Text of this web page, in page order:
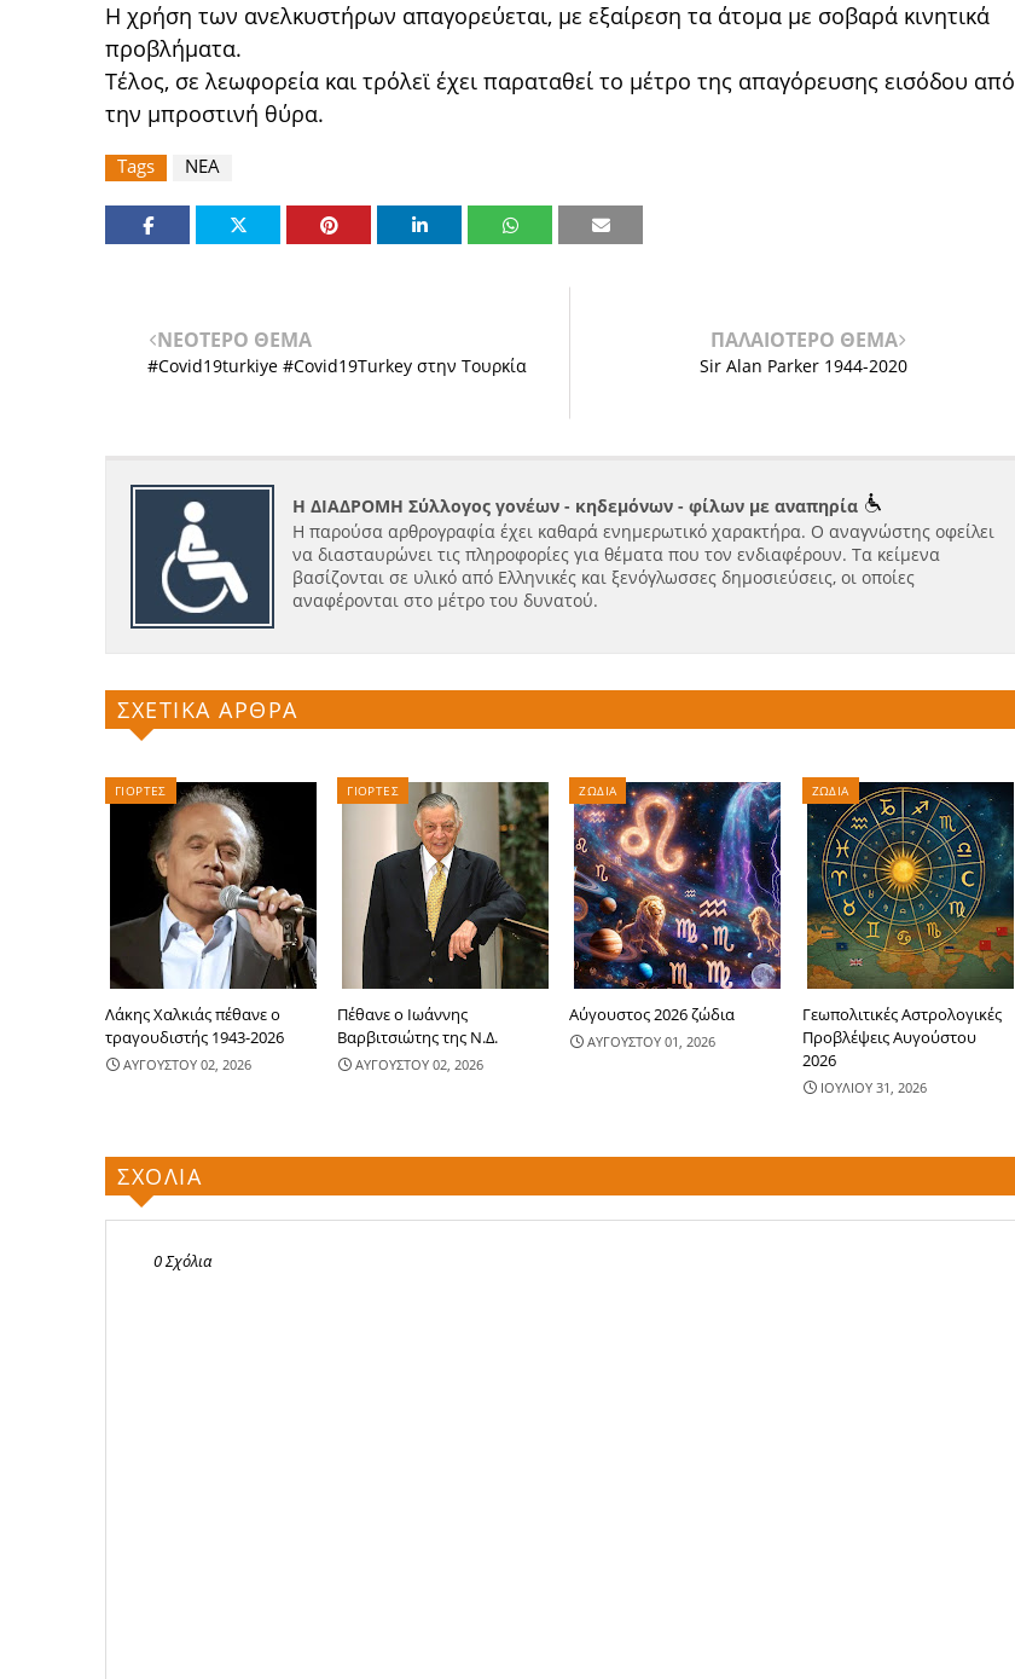
Η χρήση των ανελκυστήρων απαγορεύεται, με εξαίρεση τα άτομα με σοβαρά κινητικά
προβλήματα.
Τέλος, σε λεωφορεία και τρόλεϊ έχει παραταθεί το μέτρο της απαγόρευσης εισόδου από
την μπροστινή θύρα.
Tags ΝΕΑ
ΝΕΟΤΕΡΟ ΘΕΜΑ
#Covid19turkiye #Covid19Turkey στην Τουρκία
ΠΑΛΑΙΟΤΕΡΟ ΘΕΜΑ
Sir Alan Parker 1944-2020
Η ΔΙΑΔΡΟΜΗ Σύλλογος γονέων - κηδεμόνων - φίλων με αναπηρία
Η παρούσα αρθρογραφία έχει καθαρά ενημερωτικό χαρακτήρα. Ο αναγνώστης οφείλει
να διασταυρώνει τις πληροφορίες για θέματα που τον ενδιαφέρουν. Τα κείμενα
βασίζονται σε υλικό από Ελληνικές και ξενόγλωσσες δημοσιεύσεις, οι οποίες
αναφέρονται στο μέτρο του δυνατού.
ΣΧΕΤΙΚΑ ΑΡΘΡΑ
ΓΙΟΡΤΕΣ
Λάκης Χαλκιάς πέθανε ο
τραγουδιστής 1943-2026
ΑΥΓΟΥΣΤΟΥ 02, 2026
ΓΙΟΡΤΕΣ
Πέθανε ο Ιωάννης
Βαρβιτσιώτης της Ν.Δ.
ΑΥΓΟΥΣΤΟΥ 02, 2026
ΖΩΔΙΑ
Αύγουστος 2026 ζώδια
ΑΥΓΟΥΣΤΟΥ 01, 2026
ΖΩΔΙΑ
Γεωπολιτικές Αστρολογικές
Προβλέψεις Αυγούστου
2026
ΙΟΥΛΙΟΥ 31, 2026
ΣΧΟΛΙΑ
0 Σχόλια